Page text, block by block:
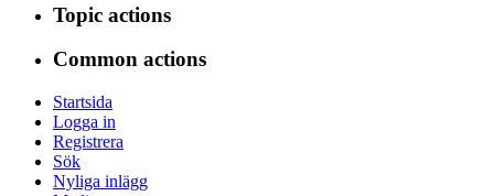
Topic actions
Common actions
Startsida
Logga in
Registrera
Sök
Nyliga inlägg